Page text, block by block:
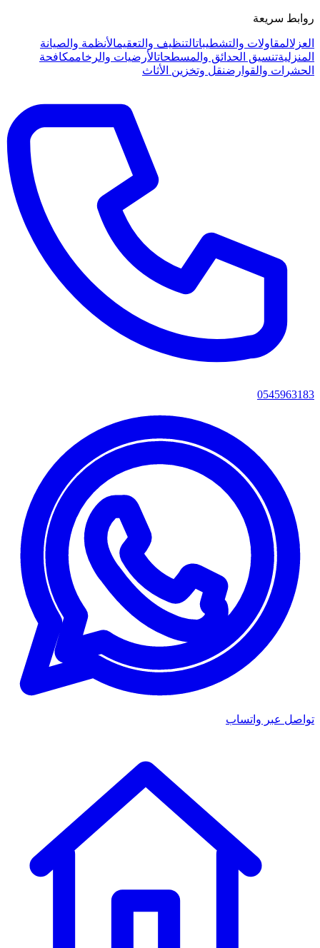
روابط سريعة
العزلالمقاولات والتشطيباتالتنظيف والتعقيمالأنظمة والصيانة
المنزليةتنسيق الحدائق والمسطحاتالأرضيات والرخاممكافحة
الحشرات والقوارضنقل وتخزين الأثاث
0545963183
تواصل عبر واتساب